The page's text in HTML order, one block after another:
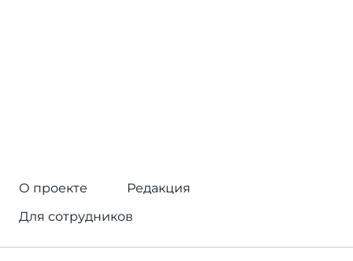
О проекте
Редакция
Для сотрудников